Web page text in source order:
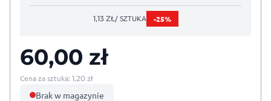
1,13 ZŁ/ SZTUKA -25%
60,00 zł
Cena za sztuka: 1,20 zł
Brak w magazynie